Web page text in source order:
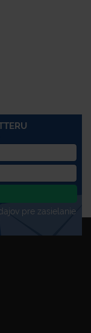
pre zasielanie